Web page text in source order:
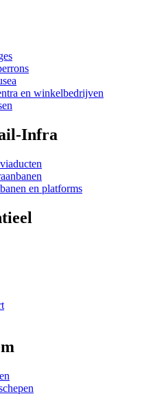
en winkelbedrijven
Infra
en platforms